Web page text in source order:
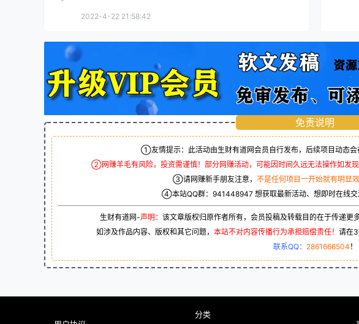
2022-4-22 21:58:42
免责说明
①友情提示：此活动由生财有道网会员自行发布，后续项目动态会
②网赚羊毛有风险，投资需谨慎！部分网赚活动，可能因时间久远无法操作如发
③请网赚新手朋友注意， 不是任何项目一开始就有明显效
④本站QQ群： 941448947 想获取最新活动、想即时在线
生财有道网-声明： 该文章版权归原作者所有，会员投稿及转载目的在于传递更多
如涉及作品内容、版权和其它问题， 本站不对内容传播行为承担赔偿责任！ 请在
联系QQ： 2861666504 ！
分类